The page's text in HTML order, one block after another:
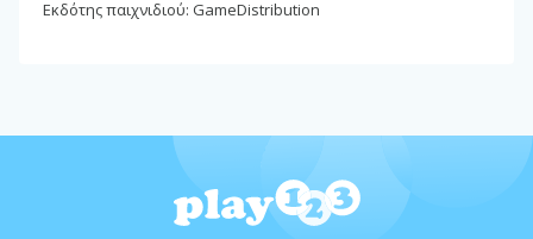
Εκδότης παιχνιδιού: GameDistribution